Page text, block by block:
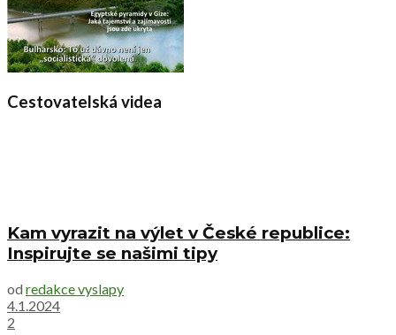
Cestovatelská videa
Kam vyrazit na výlet v České republice:
Inspirujte se našimi tipy
od redakce vyslapy
4.1.2024
2